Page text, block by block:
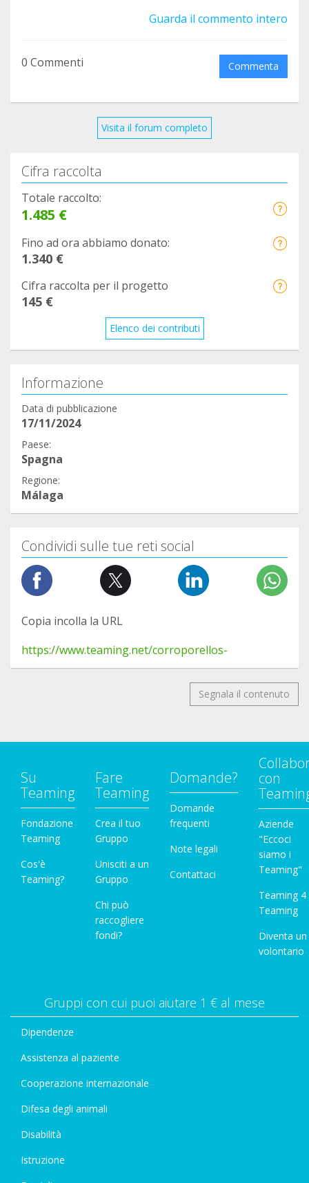
Guarda il commento intero
0 Commenti Commenta
Visita il forum completo
Cifra raccolta
Totale raccolto:
1.485 €
Fino ad ora abbiamo donato:
1.340 €
Cifra raccolta per il progetto
145 €
Elenco dei contributi
Informazione
Data di pubblicazione
17/11/2024
Paese:
Spagna
Regione:
Málaga
Condividi sulle tue reti social
Copia incolla la URL
https://www.teaming.net/corroporellos-
Segnala il contenuto
Su
Teaming
Fondazione
Teaming
Cos'è
Teaming?
Fare
Teaming
Crea il tuo
Gruppo
Unisciti a un
Gruppo
Chi può
raccogliere
fondi?
Domande?
Domande
frequenti
Note legali
Contattaci
con
Aziende
"Eccoci
siamo i
Teaming"
Teaming 4
Teaming
Diventa un
volontario
Gruppi con cui puoi aiutare 1 € al mese
Dipendenze
Assistenza al paziente
Cooperazione internazionale
Difesa degli animali
Disabilità
Istruzione